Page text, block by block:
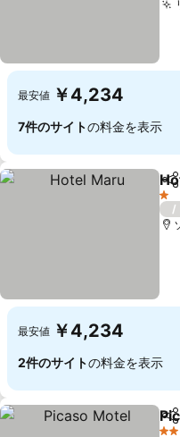
最安値 ￥4,234
7件のサイトの料金を表示
シ
1
/
最安値 ￥4,234
2件のサイトの料金を表示
シ